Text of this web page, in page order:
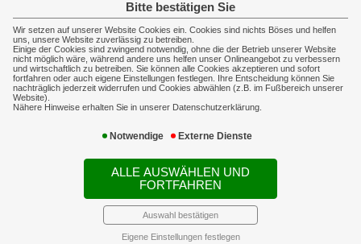
Bitte bestätigen Sie
Wir setzen auf unserer Website Cookies ein. Cookies sind nichts Böses und helfen
uns, unsere Website zuverlässig zu betreiben.
Einige der Cookies sind zwingend notwendig, ohne die der Betrieb unserer Website
nicht möglich wäre, während andere uns helfen unser Onlineangebot zu verbessern
und wirtschaftlich zu betreiben. Sie können alle Cookies akzeptieren und sofort
fortfahren oder auch eigene Einstellungen festlegen. Ihre Entscheidung können Sie
nachträglich jederzeit widerrufen und Cookies abwählen (z.B. im Fußbereich unserer
Website).
Nähere Hinweise erhalten Sie in unserer Datenschutzerklärung.
Notwendige Externe Dienste
ALLE AUSWÄHLEN UND
FORTFAHREN
Auswahl bestätigen
Eigene Einstellungen festlegen
Home Impressum Erstinformation
Erst- / Statusinformation gemäß
§ 15 der Verordnung über die Versicherungsvermittlung
und -beratung
Versicherungsmakler GmbH
Waldmeisterstraße 13
80935 München